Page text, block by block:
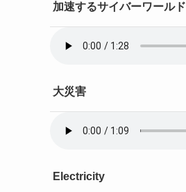
加速するサイバーワールド
大災害
Electricity